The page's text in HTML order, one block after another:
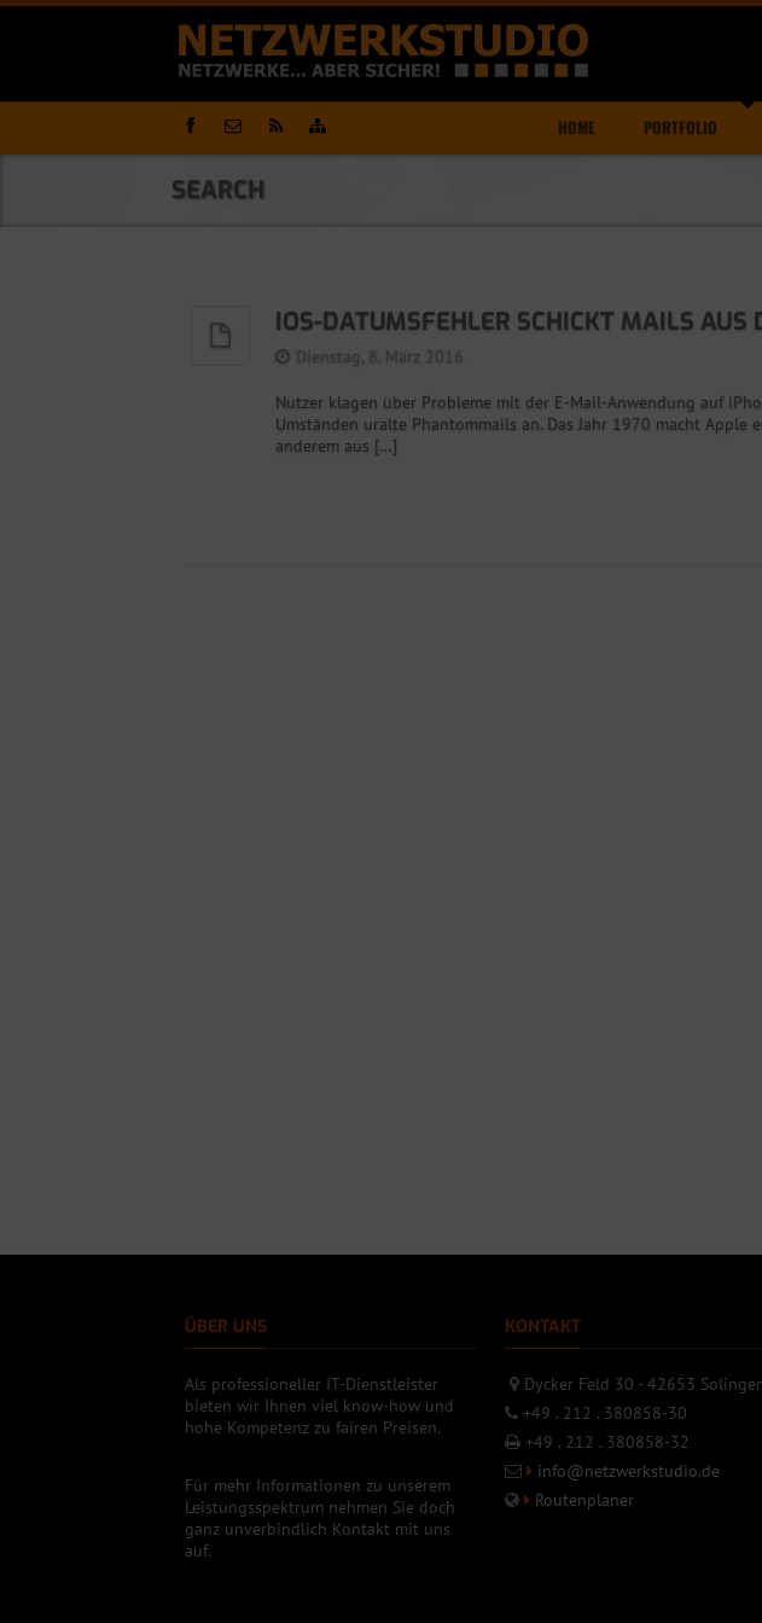
HOME PORTFOLIO
SEARCH
IOS-DATUMSFEHLER SCHICKT MAILS AUS
Dienstag, 8. März 2016
Nutzer klagen über Probleme mit der E-Mail-Anwendung auf
Umständen uralte Phantommails an. Das Jahr 1970 macht Apple
anderem aus […]
ÜBER UNS
Als professioneller IT-Dienstleister
bieten wir Ihnen viel know-how und
hohe Kompetenz zu fairen Preisen.
Für mehr Informationen zu unserem
Leistungsspektrum nehmen Sie doch
ganz unverbindlich Kontakt mit uns
auf.
KONTAKT
Dycker Feld 30 - 42653
+49 . 212 . 380858-30
+49 . 212 . 380858-32
info@netzwerkstudio.de
Routenplaner